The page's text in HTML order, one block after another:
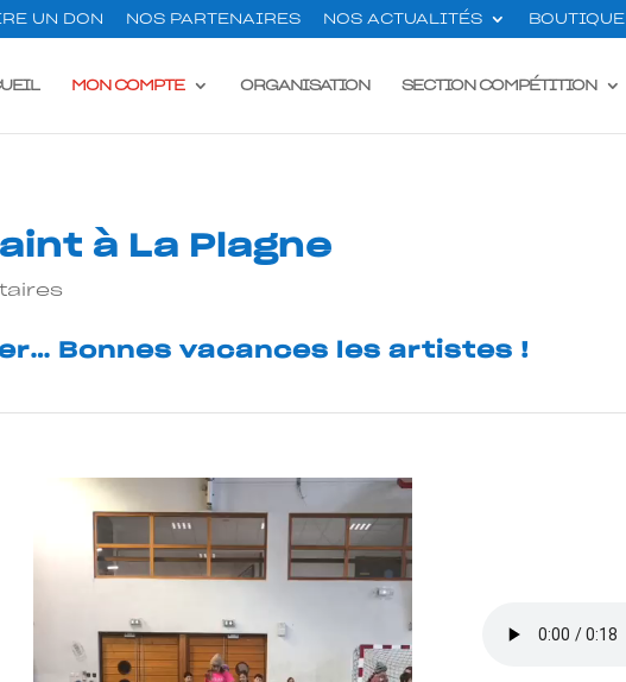
UN DON NOS PARTENAIRES NOS ACTUALITÉS BOUTIQUE
MON COMPTE ORGANISATION SECTION COMPÉTITION
à La Plagne
Bonnes vacances les artistes !